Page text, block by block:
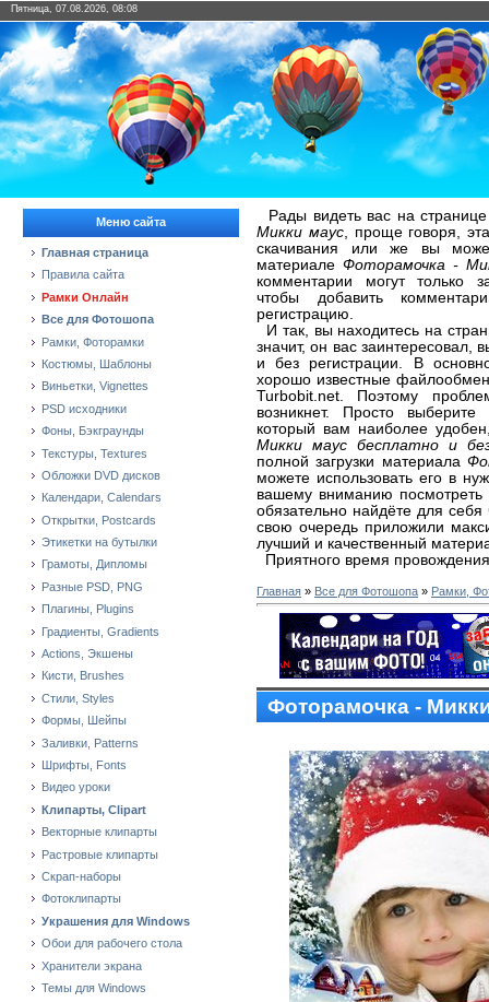
Пятница, 07.08.2026, 08:08
Меню сайта
Главная страница
Правила сайта
Рамки Онлайн
Все для Фотошопа
Рамки, Фоторамки
Костюмы, Шаблоны
Виньетки, Vignettes
PSD исходники
Фоны, Бэкграунды
Текстуры, Textures
Обложки DVD дисков
Календари, Calendars
Открытки, Postcards
Этикетки на бутылки
Грамоты, Дипломы
Разные PSD, PNG
Плагины, Plugins
Градиенты, Gradients
Actions, Экшены
Кисти, Brushes
Стили, Styles
Формы, Шейпы
Заливки, Patterns
Шрифты, Fonts
Видео уроки
Клипарты, Clipart
Векторные клипарты
Растровые клипарты
Скрап-наборы
Фотоклипарты
Украшения для Windows
Обои для рабочего стола
Хранители экрана
Темы для Windows
Рады видеть вас на
Микки маус, проще говоря,
скачивания или же вы
материалеФоторамочка -
комментарии могут только
чтобы добавить
регистрацию.
И так, вы находитесь на
значит, он вас заинтересовал,
и без регистрации. В
хорошо известные
Turbobit.net. Поэтому
возникнет. Просто
который вам наиболее
Микки маус бесплатно и
полной загрузки материала
можете использовать его в
вашему вниманию
обязательно найдёте для
свою очередь приложили
лучший и качественный
Приятного время
Главная » Все для Фотошопа » Рамки,
Фоторамочка -